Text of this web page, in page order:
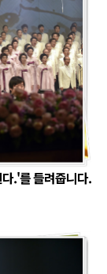
.'를 들려줍니다.